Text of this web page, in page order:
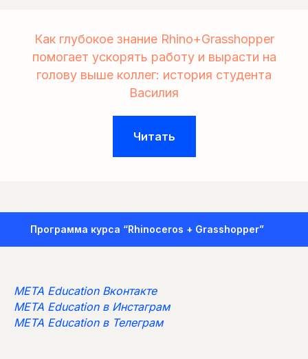
Как глубокое знание Rhino+Grasshopper
помогает ускорять работу и вырасти на
голову выше коллег: история студента
Василия
Читать
Программа курса “Rhinoceros + Grasshopper”
META Education Вконтакте
META Education в Инстаграм
META Education в Телеграм